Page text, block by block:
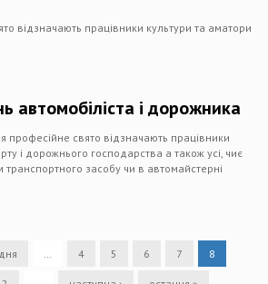
відзначають працівники культури та аматори
автомобіліста і дорожника
професійне свято відзначають працівники
і дорожнього господарства а також усі, чиє
засобу чи в автомайстерні
4 5 6 7 8